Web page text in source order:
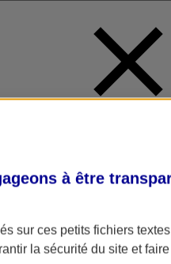
à être
sur ces petits fichiers
la sécurité du site et